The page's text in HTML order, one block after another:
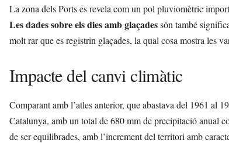
La zona dels Ports es revela com un pol pluviomètric
Les dades sobre els dies amb glaçadessón també
molt rar que es registrin glaçades, la qual cosa mostra les
Impacte del canvi climàtic
Comparant amb l’atles anterior, que abastava del 1961 al
Catalunya, amb un total de 680 mm de precipitació anual
de ser equilibrades, amb l’increment del territori amb